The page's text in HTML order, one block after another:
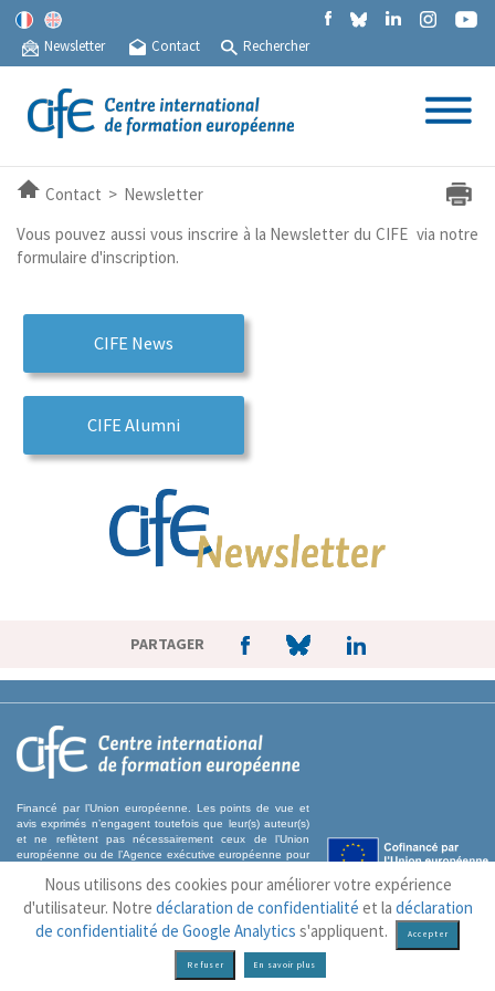
Newsletter Contact Rechercher
Contact > Newsletter
Vous pouvez aussi vous inscrire à la Newsletter du CIFE via notre
formulaire d'inscription.
CIFE News
CIFE Alumni
PARTAGER
Financé par l’Union européenne. Les points de vue et
avis exprimés n’engagent toutefois que leur(s) auteur(s)
et ne reflètent pas nécessairement ceux de l’Union
européenne ou de l’Agence exécutive européenne pour
ni l’EACEA ne sauraient en être tenues pour
responsables.
MENTIONS LÉGALES & POLITIQUE DE CONFIDENTIALITÉ
PLAN DU SITE
Nous utilisons des cookies pour améliorer votre expérience
d'utilisateur. Notre déclaration de confidentialité et la déclaration
de confidentialité de Google Analytics s'appliquent.
En savoir plus